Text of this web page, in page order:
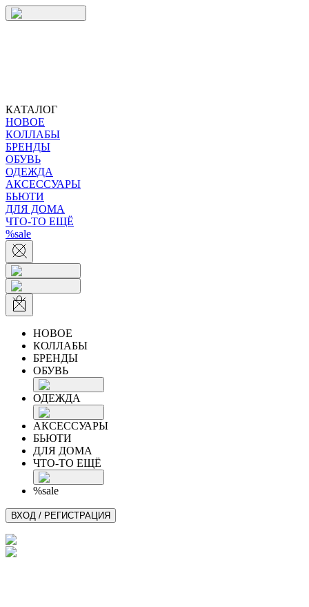
КАТАЛОГ
НОВОЕ
КОЛЛАБЫ
БРЕНДЫ
ОБУВЬ
ОДЕЖДА
АКСЕССУАРЫ
БЬЮТИ
ДЛЯ ДОМА
ЧТО-ТО ЕЩЁ
%sale
НОВОЕ
КОЛЛАБЫ
БРЕНДЫ
ОБУВЬ
ОДЕЖДА
АКСЕССУАРЫ
БЬЮТИ
ДЛЯ ДОМА
ЧТО-ТО ЕЩЁ
%sale
ВХОД / РЕГИСТРАЦИЯ